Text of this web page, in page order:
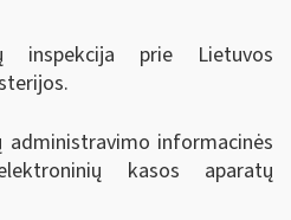
inspekcija prie Lietuvos
administravimo informacinės
kasos aparatų